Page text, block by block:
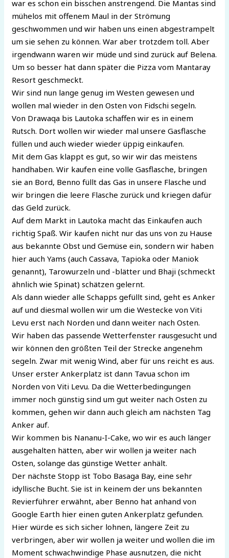
war es schon ein bisschen anstrengend. Die Mantas sind
mühelos mit offenem Maul in der Strömung
geschwommen und wir haben uns einen abgestrampelt
um sie sehen zu können. War aber trotzdem toll. Aber
irgendwann waren wir müde und sind zurück auf Belena.
Um so besser hat dann später die Pizza vom Mantaray
Resort geschmeckt.
Wir sind nun lange genug im Westen gewesen und
wollen mal wieder in den Osten von Fidschi segeln.
Von Drawaqa bis Lautoka schaffen wir es in einem
Rutsch. Dort wollen wir wieder mal unsere Gasflasche
füllen und auch wieder wieder üppig einkaufen.
Mit dem Gas klappt es gut, so wir wir das meistens
handhaben. Wir kaufen eine volle Gasflasche, bringen
sie an Bord, Benno füllt das Gas in unsere Flasche und
wir bringen die leere Flasche zurück und kriegen dafür
das Geld zurück.
Auf dem Markt in Lautoka macht das Einkaufen auch
richtig Spaß. Wir kaufen nicht nur das uns von zu Hause
aus bekannte Obst und Gemüse ein, sondern wir haben
hier auch Yams (auch Cassava, Tapioka oder Maniok
genannt), Tarowurzeln und -blätter und Bhaji (schmeckt
ähnlich wie Spinat) schätzen gelernt.
Als dann wieder alle Schapps gefüllt sind, geht es Anker
auf und diesmal wollen wir um die Westecke von Viti
Levu erst nach Norden und dann weiter nach Osten.
Wir haben das passende Wetterfenster rausgesucht und
wir können den größten Teil der Strecke angenehm
segeln. Zwar mit wenig Wind, aber für uns reicht es aus.
Unser erster Ankerplatz ist dann Tavua schon im
Norden von Viti Levu. Da die Wetterbedingungen
immer noch günstig sind um gut weiter nach Osten zu
kommen, gehen wir dann auch gleich am nächsten Tag
Anker auf.
Wir kommen bis Nananu-I-Cake, wo wir es auch länger
ausgehalten hätten, aber wir wollen ja weiter nach
Osten, solange das günstige Wetter anhält.
Der nächste Stopp ist Tobo Basaga Bay, eine sehr
idyllische Bucht. Sie ist in keinem der uns bekannten
Revierführer erwähnt, aber Benno hat anhand von
Google Earth hier einen guten Ankerplatz gefunden.
Hier würde es sich sicher lohnen, längere Zeit zu
verbringen, aber wir wollen ja weiter und wollen die im
Moment schwachwindige Phase ausnutzen, die nicht